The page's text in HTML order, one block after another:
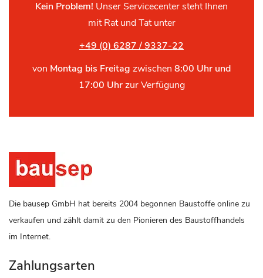
Kein Problem! Unser Servicecenter steht Ihnen
mit Rat und Tat unter
+49 (0) 6287 / 9337-22
von Montag bis Freitag zwischen 8:00 Uhr und
17:00 Uhrzur Verfügung
Die bausep GmbH hat bereits 2004 begonnen Baustoffe online zu
verkaufen und zählt damit zu den Pionieren des Baustoffhandels
im Internet.
Zahlungsarten